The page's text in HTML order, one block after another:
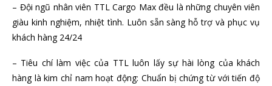
– Đội ngũ nhân viên TTL Cargo Max đều là những chuyên viên
giàu kinh nghiệm, nhiệt tình. Luôn sẵn sàng hỗ trợ và phục vụ
khách hàng 24/24
– Tiêu chí làm việc của TTL luôn lấy sự hài lòng của khách
hàng là kim chỉ nam hoạt động: Chuẩn bị chứng từ với tiến độ